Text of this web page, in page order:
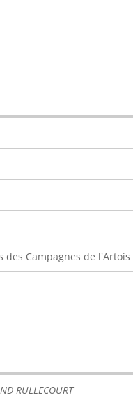
des Campagnes de l'Artois
RULLECOURT